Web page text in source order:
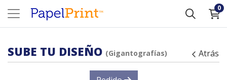
0
SUBE TU DISEÑO (Gigantografías) Atrás